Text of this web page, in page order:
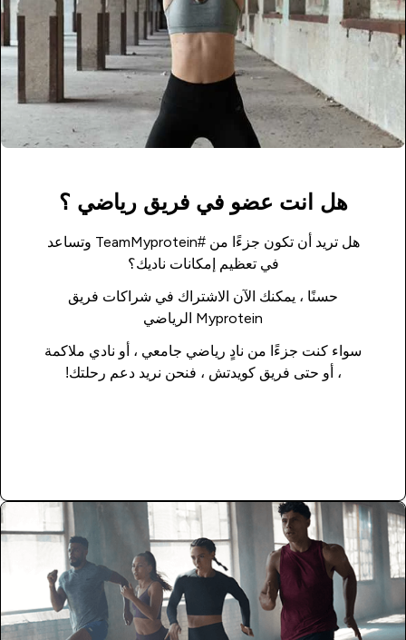
هل انت عضو في فريق رياضي ؟
هل تريد أن تكون جزءًا من #TeamMyprotein وتساعد
في تعظيم إمكانات ناديك؟
حسنًا ، يمكنك الآن الاشتراك في شراكات فريق
Myprotein الرياضي
سواء كنت جزءًا من نادٍ رياضي جامعي ، أو نادي ملاكمة
، أو حتى فريق كويدتش ، فنحن نريد دعم رحلتك!